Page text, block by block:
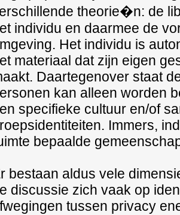
theorie�n: de
individu en daarmee de
Het individu is
materiaal dat zijn eigen
Daartegenover staat
kan alleen worden
specifieke cultuur en/of
Immers,
bepaalde
bestaan aldus vele
discussie zich vaak op
tussen privacy